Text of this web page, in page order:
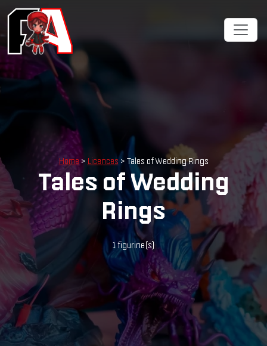
Home > Licences> Tales of Wedding Rings
Tales of Wedding
Rings
1 figurine(s)
Cookies management panel